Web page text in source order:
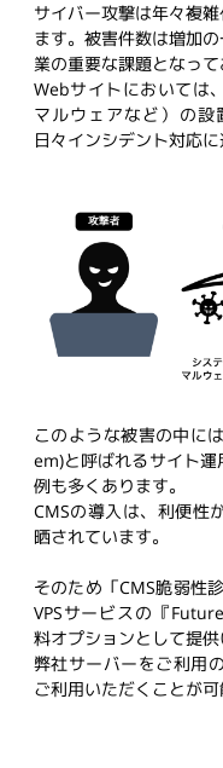
サイバー攻撃は年々複
ます。被害件数は増加
業の重要な課題となって
Webサイトにおいては
マルウェアなど）の
日々インシデント対応に
このような被害の中に
em)と呼ばれるサイト
例も多くあります。
CMSの導入は、利便性
晒されています。
そのため「CMS脆弱性
VPSサービスの『
料オプションとして提供
弊社サーバーをご利用
ご利用いただくことが可